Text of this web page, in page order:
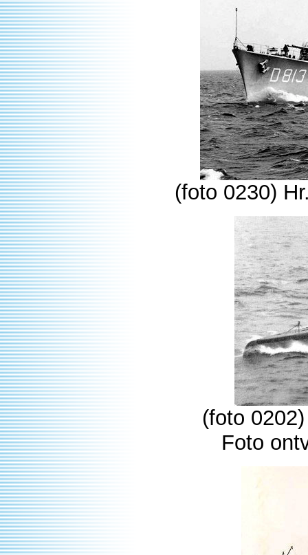
(foto 0230)
(foto
Foto